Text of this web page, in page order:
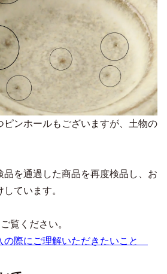
ピンホールもございますが、土物の
品を通過した商品を再度検品し、お
ています。
覧ください。
の際にご理解いただきたいこと